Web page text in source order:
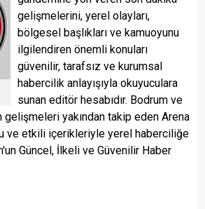
gelişmelerini, yerel olayları,
bölgesel başlıkları ve kamuoyunu
ilgilendiren önemli konuları
güvenilir, tarafsız ve kurumsal
habercilik anlayışıyla okuyuculara
sunan editör hesabıdır. Bodrum ve
yakından takip eden Arena
ve etkili içerikleriyle yerel haberciliğe
Güncel, İlkeli ve Güvenilir Haber